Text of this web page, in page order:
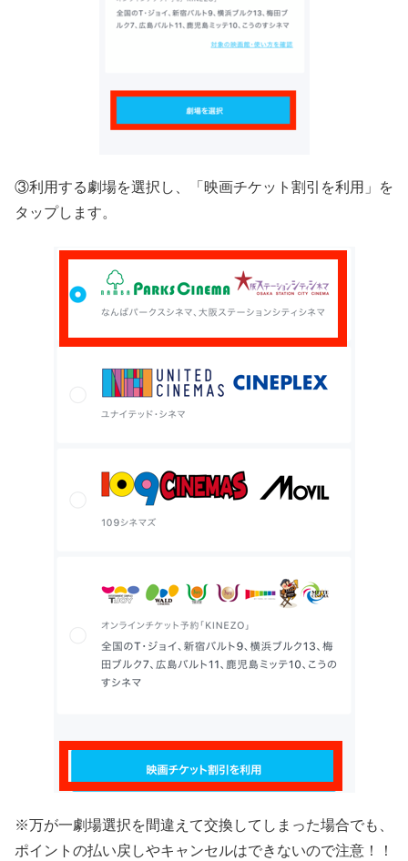
③利用する劇場を選択し、「映画チケット割引を利用」を
タップします。
※万が一劇場選択を間違えて交換してしまった場合でも、
ポイントの払い戻しやキャンセルはできないので注意！！